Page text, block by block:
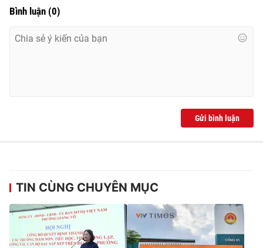
Tổng Biên tập:
Nguyễn Trọng Ninh
Bình luận (0)
Gửi bình luận
TIN CÙNG CHUYÊN MỤC